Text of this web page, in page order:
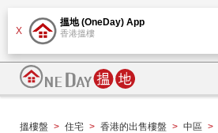
X
搵地 (OneDay) App
香港搵樓
搵樓盤 > 住宅 > 香港的出售樓盤 > 中區 >